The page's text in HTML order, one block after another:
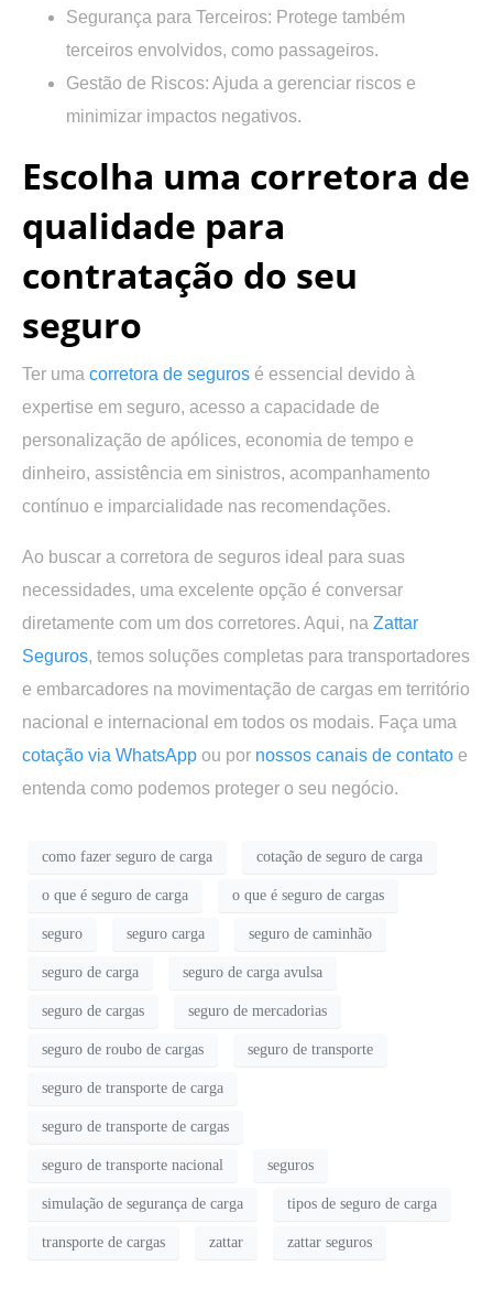
Segurança para Terceiros: Protege também
terceiros envolvidos, como passageiros.
Gestão de Riscos: Ajuda a gerenciar riscos e
minimizar impactos negativos.
Escolha uma corretora de
qualidade para
contratação do seu
seguro
Ter uma corretora de seguros é essencial devido à
expertise em seguro, acesso a capacidade de
personalização de apólices, economia de tempo e
dinheiro, assistência em sinistros, acompanhamento
contínuo e imparcialidade nas recomendações.
Ao buscar a corretora de seguros ideal para suas
necessidades, uma excelente opção é conversar
diretamente com um dos corretores. Aqui, na Zattar
Seguros, temos soluções completas para transportadores
e embarcadores na movimentação de cargas em território
nacional e internacional em todos os modais. Faça uma
cotação via WhatsApp ou por nossos canais de contato e
entenda como podemos proteger o seu negócio.
como fazer seguro de carga cotação de seguro de carga
o que é seguro de carga o que é seguro de cargas
seguro seguro carga seguro de caminhão
seguro de carga seguro de carga avulsa
seguro de cargas seguro de mercadorias
seguro de roubo de cargas seguro de transporte
seguro de transporte de carga
seguro de transporte de cargas
seguro de transporte nacional seguros
simulação de segurança de carga tipos de seguro de carga
transporte de cargas zattar zattar seguros